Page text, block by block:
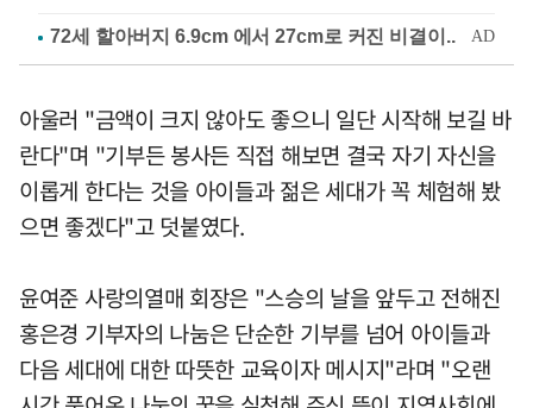
아울러 "금액이 크지 않아도 좋으니 일단 시작해 보길 바
란다"며 "기부든 봉사든 직접 해보면 결국 자기 자신을
이롭게 한다는 것을 아이들과 젊은 세대가 꼭 체험해 봤
으면 좋겠다"고 덧붙였다.
윤여준 사랑의열매 회장은 "스승의 날을 앞두고 전해진
홍은경 기부자의 나눔은 단순한 기부를 넘어 아이들과
다음 세대에 대한 따뜻한 교육이자 메시지"라며 "오랜